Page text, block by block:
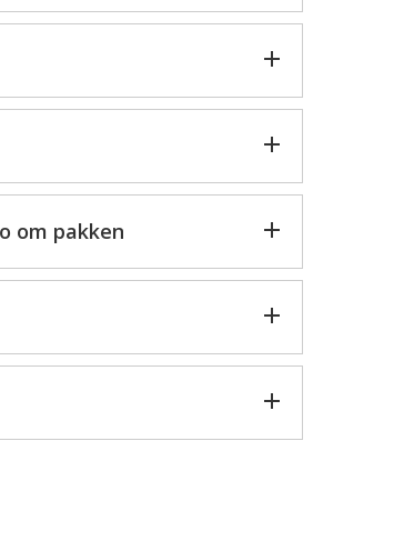
om pakken